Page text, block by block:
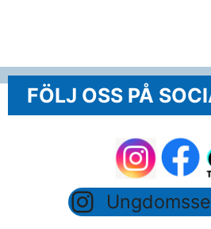
FÖLJ OSS PÅ